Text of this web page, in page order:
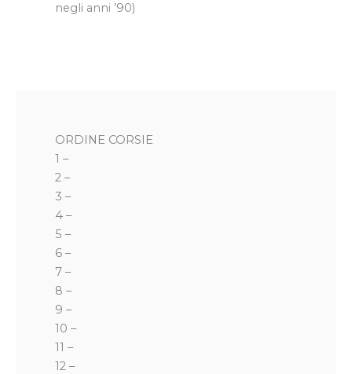
negli anni ’90)
ORDINE CORSIE
1 –
2 –
3 –
4 –
5 –
6 –
7 –
8 –
9 –
10 –
11 –
12 –